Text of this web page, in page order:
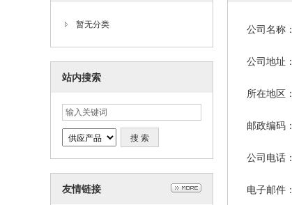
暂无分类
站内搜索
友情链接
公司名称：
公司地址：
所在地区：
邮政编码：
公司电话：
电子邮件：